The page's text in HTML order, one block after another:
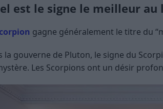
est le signe le meilleur au
gagne généralement le titre du
la gouverne de Pluton, le signe du
Les Scorpions ont un désir